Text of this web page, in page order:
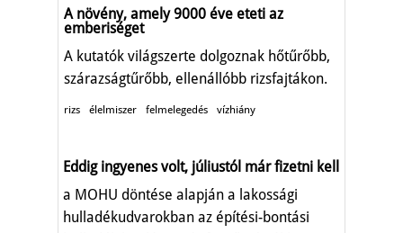
A növény, amely 9000 éve eteti az
emberiséget
A kutatók világszerte dolgoznak hőtűrőbb,
szárazságtűrőbb, ellenállóbb rizsfajtákon.
rizs élelmiszer felmelegedés vízhiány
Eddig ingyenes volt, júliustól már fizetni kell
a MOHU döntése alapján a lakossági
hulladékudvarokban az építési-bontási